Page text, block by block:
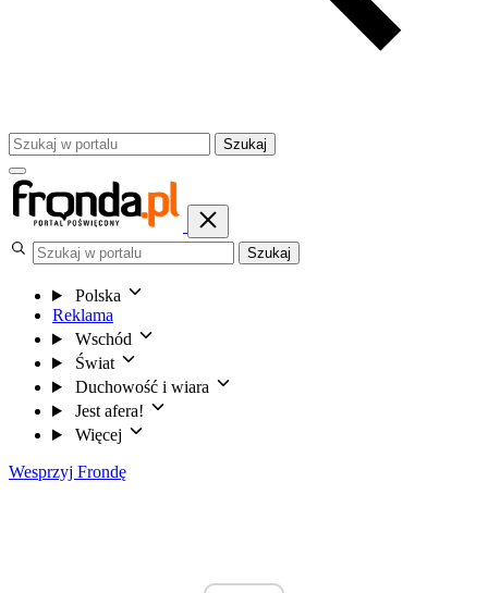
Szukaj
Szukaj
Polska
Reklama
Wschód
Świat
Duchowość i wiara
Jest afera!
Więcej
Wesprzyj Frondę